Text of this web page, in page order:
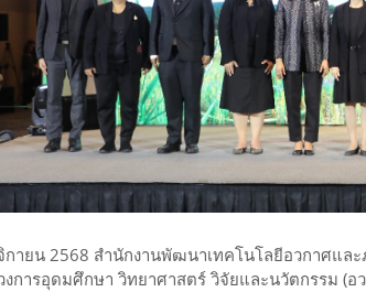
ายน 2568 สำนักงานพัฒนาเทคโนโลยีอวกาศและ
งการอุดมศึกษา วิทยาศาสตร์ วิจัยและนวัตกรรม (